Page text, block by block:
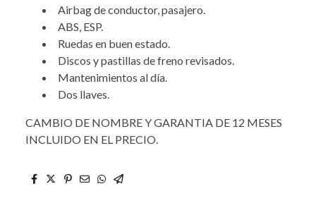
Airbag de conductor, pasajero.
ABS, ESP.
Ruedas en buen estado.
Discos y pastillas de freno revisados.
Mantenimientos al día.
Dos llaves.
CAMBIO DE NOMBRE Y GARANTIA DE 12 MESES
INCLUIDO EN EL PRECIO.